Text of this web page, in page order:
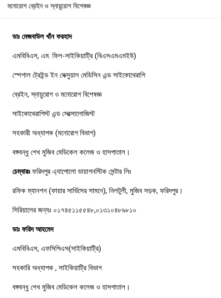
মনোরোগ ব্রেইন ও স্নায়ুরোগ বিশেষজ্ঞ
ডাঃ মেজবাউল খাঁন ফরহাদ
এমবিবিএস, এম. ফিল-সাইকিয়াট্রি (বিএসএমএমইউ)
স্পেশাল ট্রেইন্ড ইন সেক্সুয়াল মেডিসিন এন্ড সাইকোথেরাপি
ব্রেইন, স্নায়ুরোগ ও মনোরোগ বিশেষজ্ঞ
সাইকোথেরাপিস্ট এন্ড সেক্সোলোজিস্ট
সহকারী অধ্যাপক (মনোরোগ বিভাগ)
বঙ্গবন্ধু শেখ মুজিব মেডিকেল কলেজ ও হাসপাতাল।
চেম্বারঃ ফরিদপুর এ্যাপোলো ডায়াগনস্টিক সেন্টার লিঃ
রফিক ম্যানশন (ফায়ার সার্ভিসের সামনে), নিলটুলী, মুজিব সড়ক, ফরিদপুর।
সিরিয়ালের জন্যঃ ০১৭৪৫১১৫৫৪৮,০১৩১০৪৮৯৮১০
ডাঃ ফরিদ আহমেদ
এমবিবিএস, এফসিপিএস(সাইকিয়াট্রি)
সহকারি অধ্যাপক , সাইকিয়াট্রি বিভাগ
বঙ্গবন্ধু শেখ মুজিব মেডিকেল কলেজ ও হাসপাতাল।